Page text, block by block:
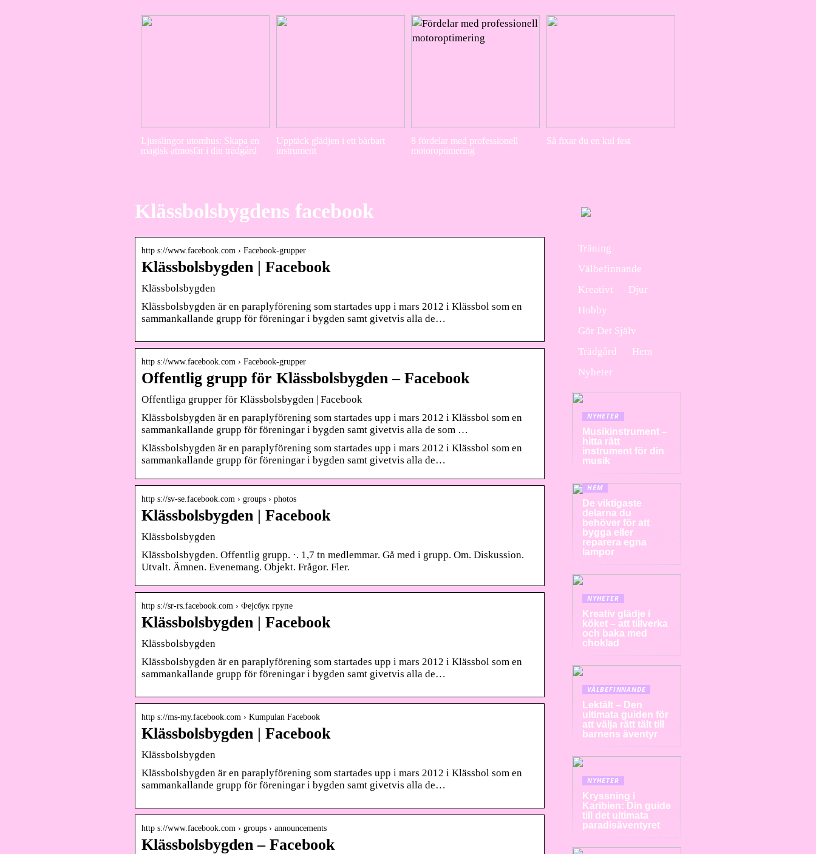
Ljusslingor utomhus: Skapa en
magisk atmosfär i din trädgård
Upptäck glädjen i ett bärbart
instrument
8 fördelar med professionell
motoroptimering
Så fixar du en kul fest
Klässbolsbygdens facebook
http s://www.facebook.com › Facebook-grupper
Klässbolsbygden | Facebook
Klässbolsbygden
Klässbolsbygden är en paraplyförening som startades upp i mars 2012 i Klässbol som en
sammankallande grupp för föreningar i bygden samt givetvis alla de…
http s://www.facebook.com › Facebook-grupper
Offentlig grupp för Klässbolsbygden – Facebook
Offentliga grupper för Klässbolsbygden | Facebook
Klässbolsbygden är en paraplyförening som startades upp i mars 2012 i Klässbol som en
sammankallande grupp för föreningar i bygden samt givetvis alla de som …
Klässbolsbygden är en paraplyförening som startades upp i mars 2012 i Klässbol som en
sammankallande grupp för föreningar i bygden samt givetvis alla de…
http s://sv-se.facebook.com › groups › photos
Klässbolsbygden | Facebook
Klässbolsbygden
Klässbolsbygden. Offentlig grupp. ·. 1,7 tn medlemmar. Gå med i grupp. Om. Diskussion.
Utvalt. Ämnen. Evenemang. Objekt. Frågor. Fler.
http s://sr-rs.facebook.com › Фејсбук групе
Klässbolsbygden | Facebook
Klässbolsbygden
Klässbolsbygden är en paraplyförening som startades upp i mars 2012 i Klässbol som en
sammankallande grupp för föreningar i bygden samt givetvis alla de…
http s://ms-my.facebook.com › Kumpulan Facebook
Klässbolsbygden | Facebook
Klässbolsbygden
Klässbolsbygden är en paraplyförening som startades upp i mars 2012 i Klässbol som en
sammankallande grupp för föreningar i bygden samt givetvis alla de…
http s://www.facebook.com › groups › announcements
Klässbolsbygden – Facebook
Träning
Välbefinnande
Kreativt
Djur
Hobby
Gör Det Själv
Trädgård
Hem
Nyheter
NYHETER
Musikinstrument –
hitta rätt
instrument för din
musik
HEM
De viktigaste
delarna du
behöver för att
bygga eller
reparera egna
lampor
NYHETER
Kreativ glädje i
köket – att tillverka
och baka med
choklad
VÄLBEFINNANDE
Lektält – Den
ultimata guiden för
att välja rätt tält till
barnens äventyr
NYHETER
Kryssning i
Karibien: Din guide
till det ultimata
paradisäventyret